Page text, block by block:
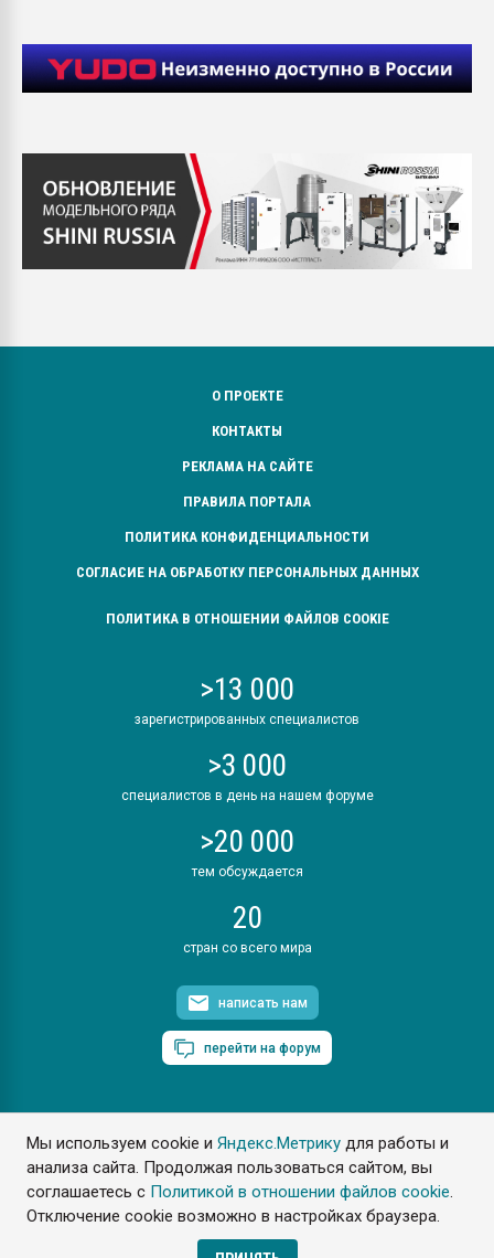
Мы используем cookie иЯндекс.Метрику для работы и
анализа сайта. Продолжая пользоваться сайтом, вы
соглашаетесь с Политикой в отношении файлов cookie.
Отключение cookie возможно в настройках браузера.
О ПРОЕКТЕ
КОНТАКТЫ
РЕКЛАМА НА САЙТЕ
ПРАВИЛА ПОРТАЛА
ПОЛИТИКА КОНФИДЕНЦИАЛЬНОСТИ
СОГЛАСИЕ НА ОБРАБОТКУ ПЕРСОНАЛЬНЫХ ДАННЫХ
ПОЛИТИКА В ОТНОШЕНИИ ФАЙЛОВ COOKIE
>13 000
зарегистрированных специалистов
>3 000
специалистов в день на нашем форуме
>20 000
тем обсуждается
20
стран со всего мира
написать нам
перейти на форум
ПластЭксперт © 2006. Все права защищены
Разрешается копирование материалов сайта с обязательной
ссылкой на www.e-plastic.ru
Разработка сайта